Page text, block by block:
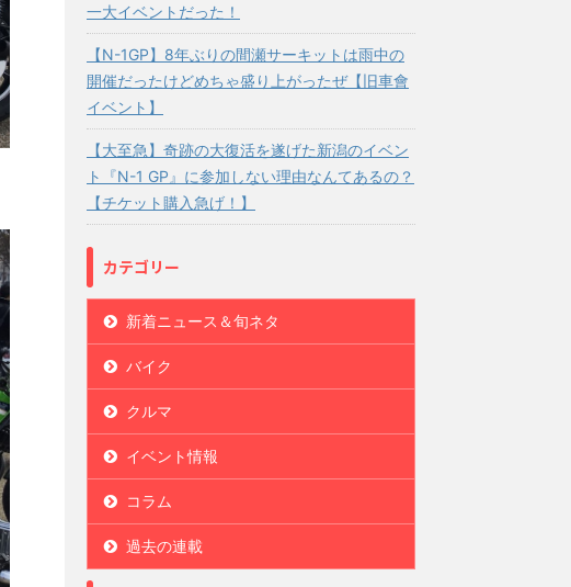
一大イベントだった！
【N-1GP】8年ぶりの間瀬サーキットは雨中の
開催だったけどめちゃ盛り上がったぜ【旧車會
イベント】
【大至急】奇跡の大復活を遂げた新潟のイベン
ト『N-1 GP』に参加しない理由なんてあるの？
【チケット購入急げ！】
カテゴリー
新着ニュース＆旬ネタ
バイク
クルマ
イベント情報
コラム
過去の連載